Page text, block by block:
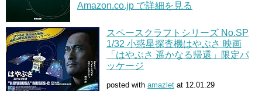
Amazon.co.jp で詳細を見る
スペースクラフトシリーズ No.SP
1/32 小惑星探査機はやぶさ 映画
「はやぶさ 遥かなる帰還」限定パ
ッケージ
posted with amazlet at 12.01.29